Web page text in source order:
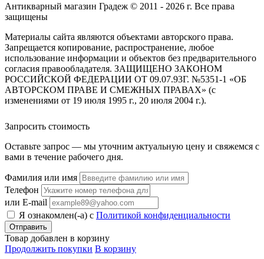
Антикварный магазин Градеж © 2011 - 2026 г. Все права
защищены
Материалы сайта являются объектами авторского права.
Запрещается копирование, распространение, любое
использование информации и объектов без предварительного
согласия правообладателя. ЗАЩИЩЕНО ЗАКОНОМ
РОССИЙСКОЙ ФЕДЕРАЦИИ ОТ 09.07.93Г. №5351-1 «ОБ
АВТОРСКОМ ПРАВЕ И СМЕЖНЫХ ПРАВАХ» (с
изменениями от 19 июля 1995 г., 20 июля 2004 г.).
Запросить стоимость
Оставьте запрос — мы уточним актуальную цену и свяжемся с
вами в течение рабочего дня.
Фамилия или имя
Телефон
или E-mail
Я ознакомлен(-а) с Политикой конфиденциальности
Товар добавлен в корзину
Продолжить покупки В корзину